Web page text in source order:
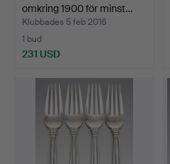
omkring 1900 för minst…
Klubbades 5 feb 2016
1 bud
231 USD